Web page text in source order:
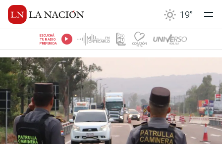
19°
ESCUCHÁ
TU RADIO
PREFERIDA